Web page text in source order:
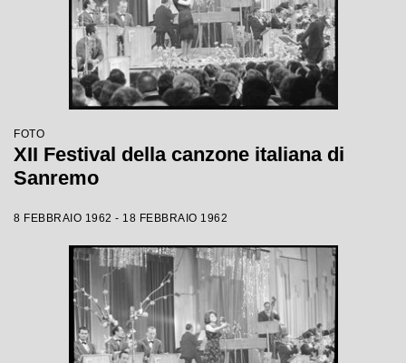
FOTO
XII Festival della canzone italiana di
Sanremo
8 FEBBRAIO 1962 - 18 FEBBRAIO 1962